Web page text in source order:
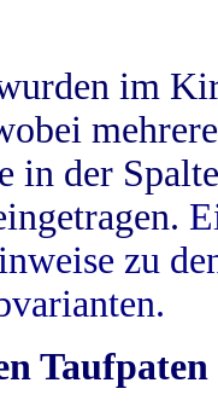
im
in der
zu
Taufpaten